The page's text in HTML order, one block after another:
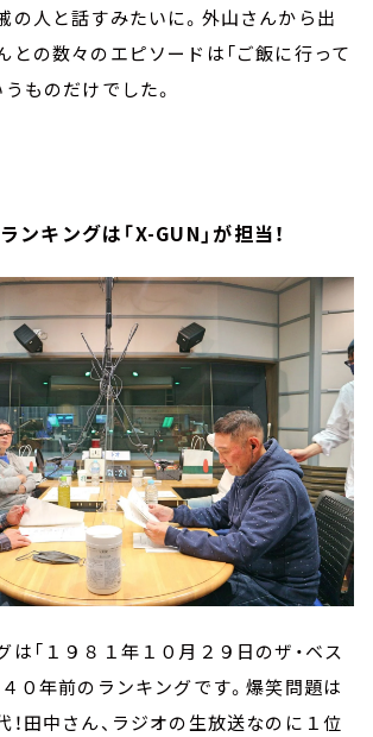
の人と話すみたいに。外山さんから出
との数々のエピソードは「ご飯に行って
ものだけでした。
ンキングは「X-GUN」が担当！
は「１９８１年１０月２９日のザ・ベス
４０年前のランキングです。爆笑問題は
！田中さん、ラジオの生放送なのに１位